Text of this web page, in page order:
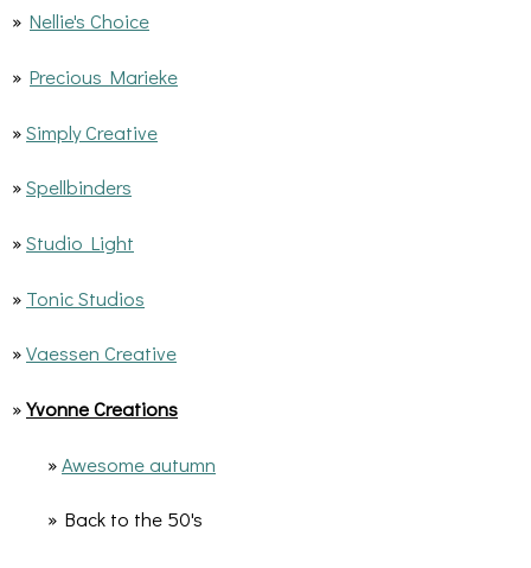
» Nellie's Choice
» Precious Marieke
»Simply Creative
»Spellbinders
»Studio Light
» Tonic Studios
»Vaessen Creative
»Yvonne Creations
»Awesome autumn
» Back to the 50's